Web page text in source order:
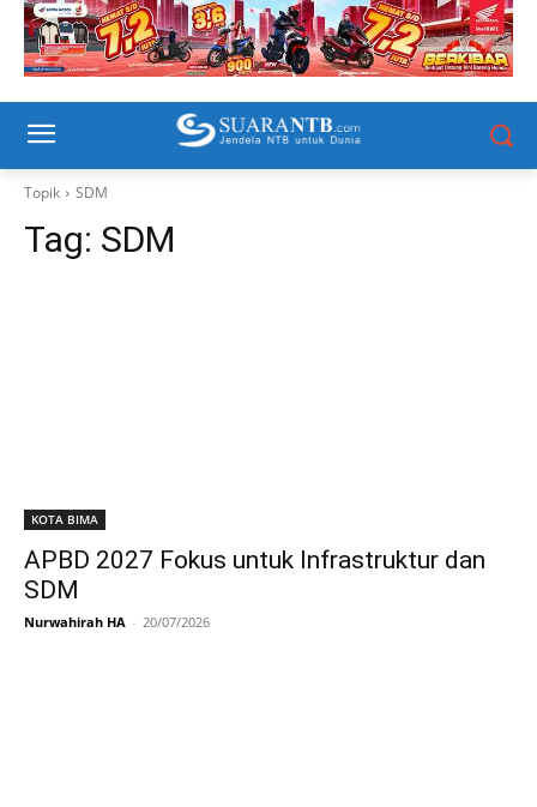
Topik SDM
Tag: SDM
KOTA BIMA
APBD 2027 Fokus untuk Infrastruktur dan
SDM
Nurwahirah HA - 20/07/2026